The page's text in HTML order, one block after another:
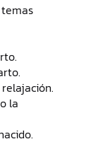
la